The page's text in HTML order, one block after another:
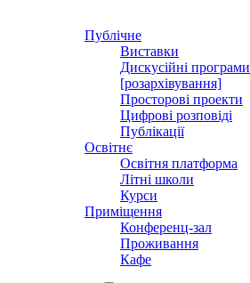
Публічне
Виставки
Дискусійні програми
[розархівування]
Просторові проекти
Цифрові розповіді
Публікації
Освітнє
Освітня платформа
Літні школи
Курси
Приміщення
Конференц-зал
Проживання
Кафе